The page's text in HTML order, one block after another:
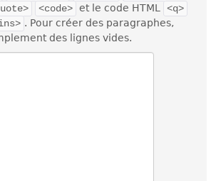
<code> et le code HTML
<q>
. Pour créer des paragraphes,
des lignes vides.